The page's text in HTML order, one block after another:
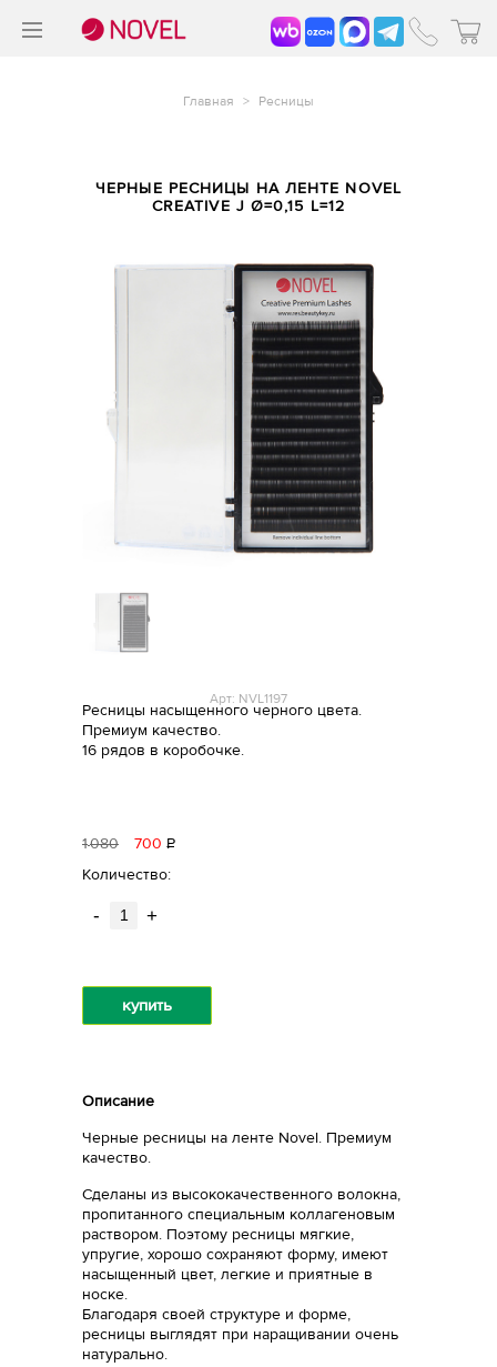
Главная > Ресницы
ЧЕРНЫЕ РЕСНИЦЫ НА ЛЕНТЕ NOVEL
CREATIVE J Ø=0,15 L=12
Арт: NVL1197
Ресницы насыщенного черного цвета.
Премиум качество.
16 рядов в коробочке.
1080 700 Р
Количество:
- +
купить
Описание
Черные ресницы на ленте Novel. Премиум
качество.
Сделаны из высококачественного волокна,
пропитанного специальным коллагеновым
раствором. Поэтому ресницы мягкие,
упругие, хорошо сохраняют форму, имеют
насыщенный цвет, легкие и приятные в
носке.
Благодаря своей структуре и форме,
ресницы выглядят при наращивании очень
натурально.